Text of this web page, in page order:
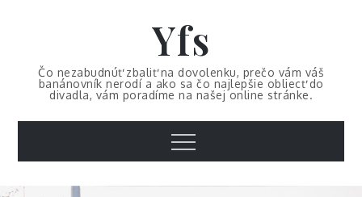
Yfs
Čo nezabudnúť zbaliť na dovolenku, prečo vám váš
banánovník nerodí a ako sa čo najlepšie obliecť do
divadla, vám poradíme na našej online stránke.
Menu